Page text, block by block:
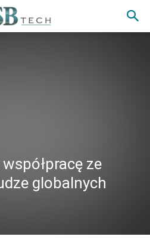
ze
globalnych